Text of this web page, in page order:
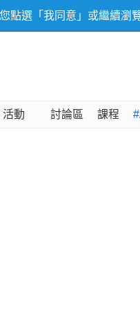
點選「我同意」或繼續瀏
活動 討論區 課程